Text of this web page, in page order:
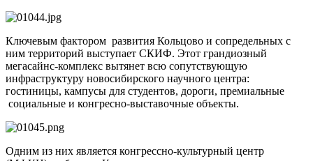
Ключевым фактором развития Кольцово и сопредельных с
ним территорий выступает СКИФ. Этот грандиозный
мегасайнс-комплекс вытянет всю сопутствующую
инфраструктуру новосибирского научного центра:
гостиницы, кампусы для студентов, дороги, премиальные
социальные и конгресно-выставочные объекты.
Одним из них является конгрессно-культурный центр